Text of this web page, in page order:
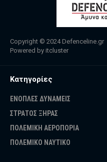
Copyright © 2024 Defenceline.gr
Powered by itcluster
Κατηγορίες
ΕΝΟΠΛΕΣ ΔΥΝΑΜΕΙΣ
ΣΤΡΑΤΟΣ ΞΗΡΑΣ
ΠΟΛΕΜΙΚΗ ΑΕΡΟΠΟΡΙΑ
ΠΟΛΕΜΙΚΟ ΝΑΥΤΙΚΟ